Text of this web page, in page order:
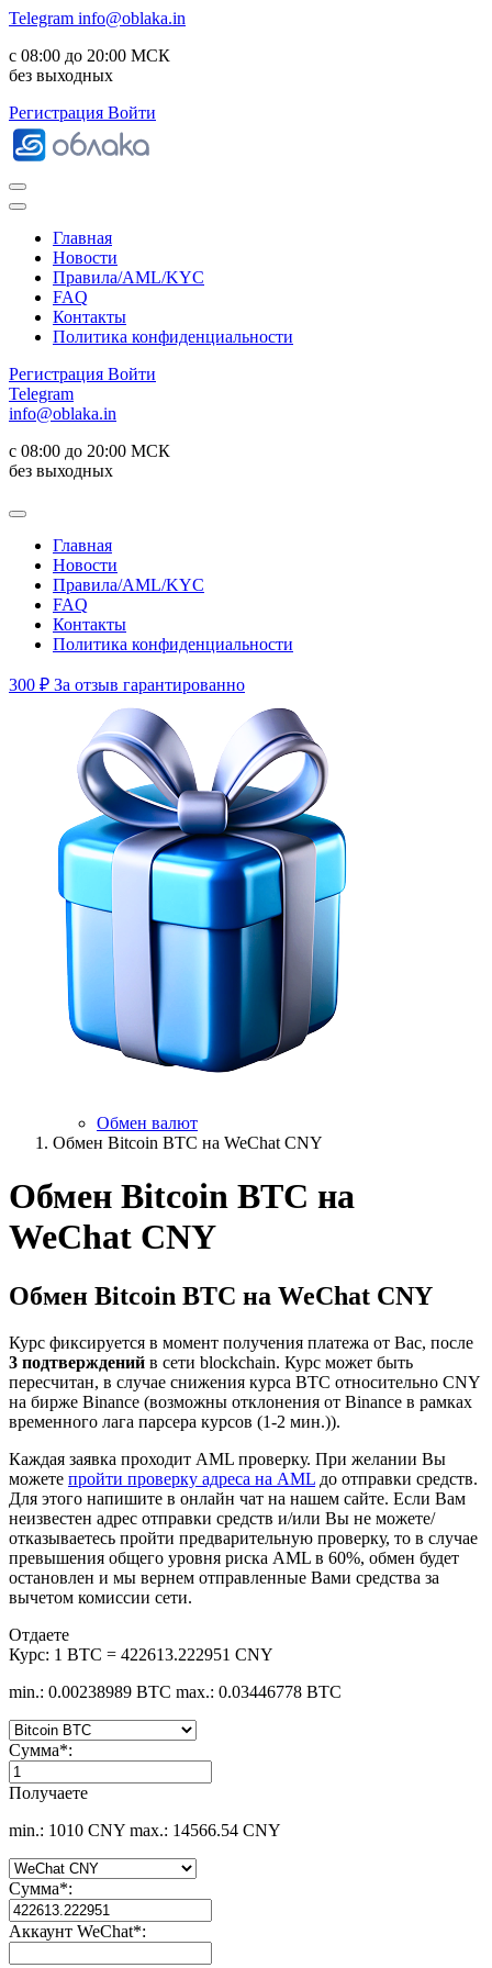
Telegram info@oblaka.in
с 08:00 до 20:00 МСК
без выходных
Регистрация Войти
Главная
Новости
Правила/AML/KYC
FAQ
Контакты
Политика конфиденциальности
Регистрация Войти
Telegram
info@oblaka.in
с 08:00 до 20:00 МСК
без выходных
Главная
Новости
Правила/AML/KYC
FAQ
Контакты
Политика конфиденциальности
300 ₽ За отзыв гарантированно
Обмен валют
Обмен Bitcoin BTC на WeChat CNY
Обмен Bitcoin BTC на
WeChat CNY
Обмен Bitcoin BTC на WeChat CNY
Курс фиксируется в момент получения платежа от Вас, после
3 подтверждений в сети blockchain. Курс может быть
пересчитан, в случае снижения курса BTC относительно CNY
на бирже Binance (возможны отклонения от Binance в рамках
временного лага парсера курсов (1-2 мин.)).
Каждая заявка проходит AML проверку. При желании Вы
можете пройти проверку адреса на AML до отправки средств.
Для этого напишите в онлайн чат на нашем сайте. Если Вам
неизвестен адрес отправки средств и/или Вы не можете/
отказываетесь пройти предварительную проверку, то в случае
превышения общего уровня риска AML в 60%, обмен будет
остановлен и мы вернем отправленные Вами средства за
вычетом комиссии сети.
Отдаете
Курс: 1 BTC = 422613.222951 CNY
min.: 0.00238989 BTC max.: 0.03446778 BTC
Сумма*:
Получаете
min.: 1010 CNY max.: 14566.54 CNY
Сумма*:
Аккаунт WeChat*: